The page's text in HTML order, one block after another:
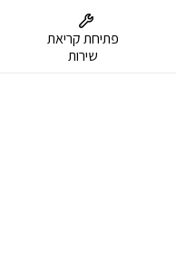
פתיחת קריאת
שירות